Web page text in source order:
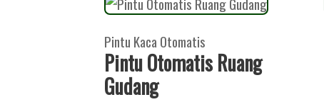
Pintu Kaca Otomatis
Pintu Otomatis Ruang
Gudang